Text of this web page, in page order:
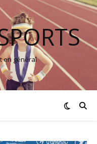
en général